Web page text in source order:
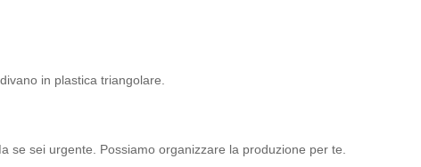
in plastica triangolare.
sei urgente. Possiamo organizzare la produzione per te.